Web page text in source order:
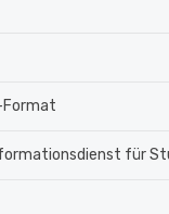
Format
für